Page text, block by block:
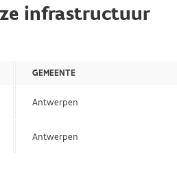
infrastructuur
GEMEENTE
Antwerpen
Antwerpen